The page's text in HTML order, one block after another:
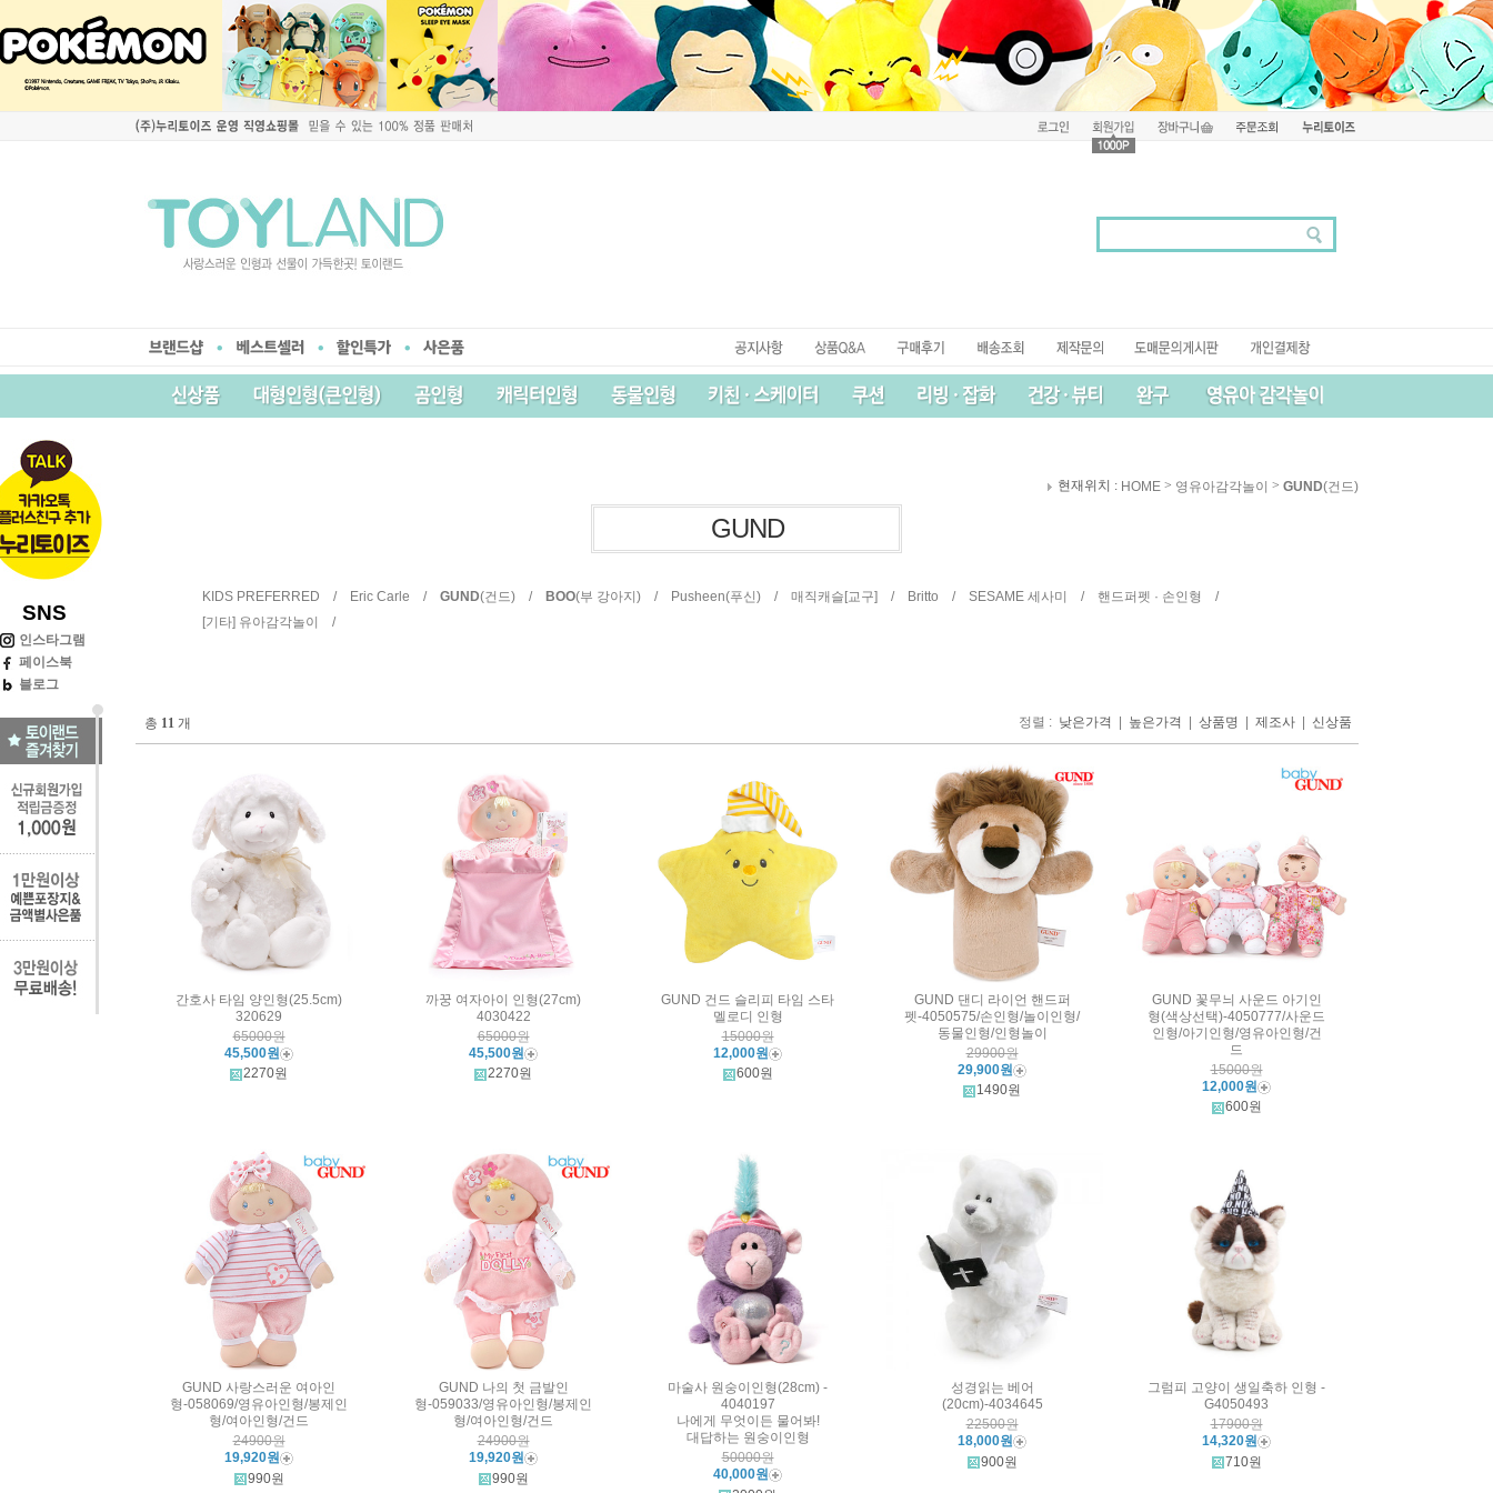
SNS
인스타그램
페이스북
블로그
현재위치 : HOME > 영유아감각놀이 > GUND(건드)
GUND
KIDS PREFERRED / Eric Carle / GUND(건드) / BOO(부 강아지) / Pusheen(푸신) / 매직캐슬[교구] / Britto / SESAME 세사미 / 핸드퍼펫 · 손인형 /
[기타] 유아감각놀이 /
총 11 개 정렬 : 낮은가격 높은가격 상품명 제조사 신상품
간호사 타임 양인형(25.5cm)
320629
65000원
45,500원
2270원
까꿍 여자아이 인형(27cm)
4030422
65000원
45,500원
2270원
GUND 건드 슬리피 타임 스타
멜로디 인형
15000원
12,000원
600원
GUND 댄디 라이언 핸드퍼
펫-4050575/손인형/놀이인형/
동물인형/인형놀이
29900원
29,900원
1490원
GUND 꽃무늬 사운드 아기인
형(색상선택)-4050777/사운드
인형/아기인형/영유아인형/건
드
15000원
12,000원
600원
GUND 사랑스러운 여아인
형-058069/영유아인형/봉제인
형/여아인형/건드
24900원
19,920원
990원
GUND 나의 첫 금발인
형-059033/영유아인형/봉제인
형/여아인형/건드
24900원
19,920원
990원
마술사 원숭이인형(28cm) -
4040197
나에게 무엇이든 물어봐!
대답하는 원숭이인형
50000원
40,000원
성경읽는 베어
(20cm)-4034645
22500원
18,000원
900원
그럼피 고양이 생일축하 인형 -
G4050493
17900원
14,320원
710원